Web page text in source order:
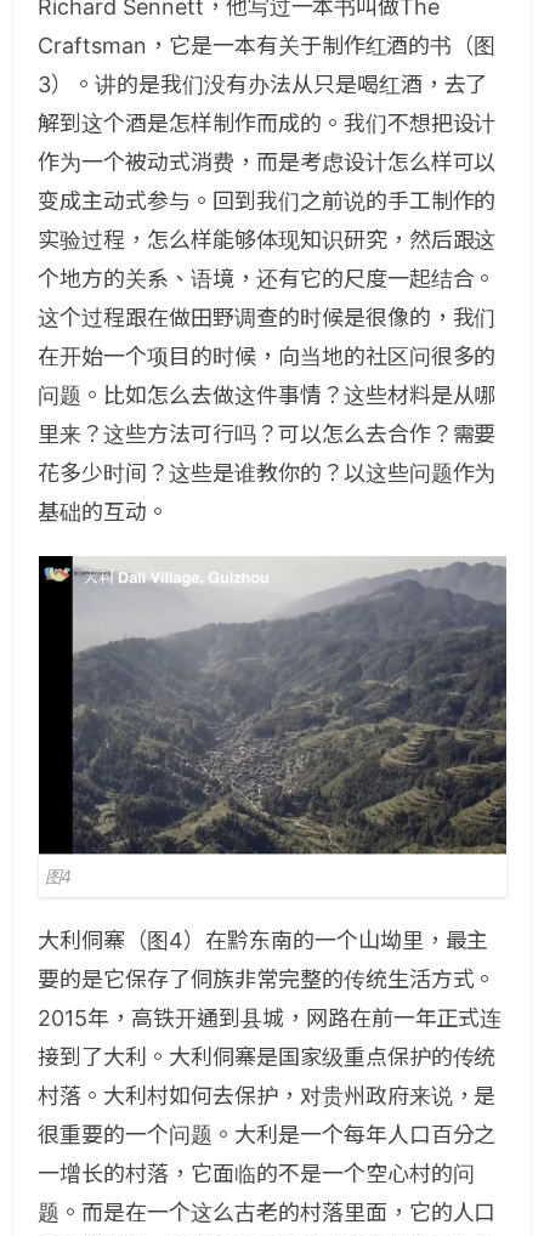
Richard Sennett，他写过一本书叫做The
Craftsman，它是一本有关于制作红酒的书（图
3）。讲的是我们没有办法从只是喝红酒，去了
解到这个酒是怎样制作而成的。我们不想把设计
作为一个被动式消费，而是考虑设计怎么样可以
变成主动式参与。回到我们之前说的手工制作的
实验过程，怎么样能够体现知识研究，然后跟这
个地方的关系、语境，还有它的尺度一起结合。
这个过程跟在做田野调查的时候是很像的，我们
在开始一个项目的时候，向当地的社区问很多的
问题。比如怎么去做这件事情？这些材料是从哪
里来？这些方法可行吗？可以怎么去合作？需要
花多少时间？这些是谁教你的？以这些问题作为
基础的互动。
图4
大利侗寨（图4）在黔东南的一个山坳里，最主
要的是它保存了侗族非常完整的传统生活方式。
2015年，高铁开通到县城，网路在前一年正式连
接到了大利。大利侗寨是国家级重点保护的传统
村落。大利村如何去保护，对贵州政府来说，是
很重要的一个问题。大利是一个每年人口百分之
一增长的村落，它面临的不是一个空心村的问
题。而是在一个这么古老的村落里面，它的人口